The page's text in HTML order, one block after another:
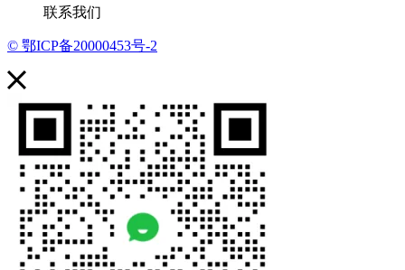
联系我们
© 鄂ICP备20000453号-2